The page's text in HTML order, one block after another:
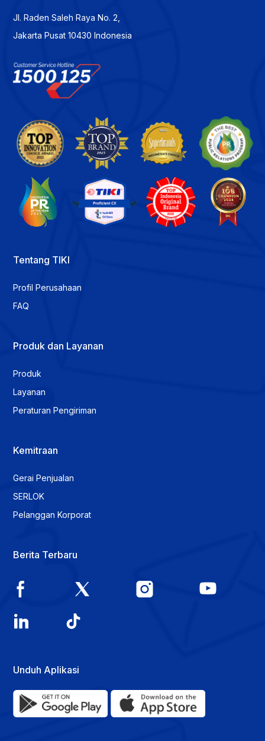
Jl. Raden Saleh Raya No. 2,
Jakarta Pusat 10430 Indonesia
Tentang TIKI
Profil Perusahaan
FAQ
Produk dan Layanan
Produk
Layanan
Peraturan Pengiriman
Kemitraan
Gerai Penjualan
SERLOK
Pelanggan Korporat
Berita Terbaru
Unduh Aplikasi